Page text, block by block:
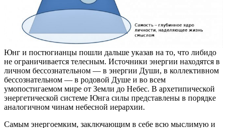
Юнг и постюгианцы пошли дальше указав на то, что либидо
не ограничивается телесным. Источники энергии находятся в
личном бессознательном — в энергии Души, в коллективном
бессознательном — в родовой Душе и во всем
умопостигаемом мире от Земли до Небес. В архетипической
энергетической системе Юнга силы представлены в порядке
аналогичном чинам небесной иерархии.
Самым энергоемким, заключающим в себе всю мыслимую и